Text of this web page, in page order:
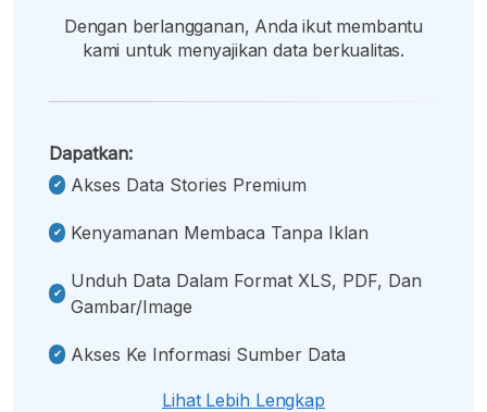
Dengan berlangganan, Anda ikut membantu
kami untuk menyajikan data berkualitas.
Dapatkan:
Akses Data Stories Premium
Kenyamanan Membaca Tanpa Iklan
Unduh Data Dalam Format XLS, PDF, Dan
Gambar/image
Akses Ke Informasi Sumber Data
Lihat Lebih Lengkap